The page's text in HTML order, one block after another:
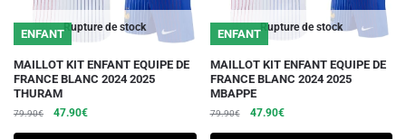
produit
produit
Rupture de stock
ENFANT
MAILLOT KIT ENFANT EQUIPE DE
FRANCE BLANC 2024 2025
THURAM
79.90€
Le
47.90€Le
Ce
produit
a
plusieurs
Rupture de stock
ENFANT
MAILLOT KIT ENFANT EQUIPE DE
FRANCE BLANC 2024 2025
MBAPPE
79.90€
Le
47.90€Le
Ce
produit
a
plusieurs